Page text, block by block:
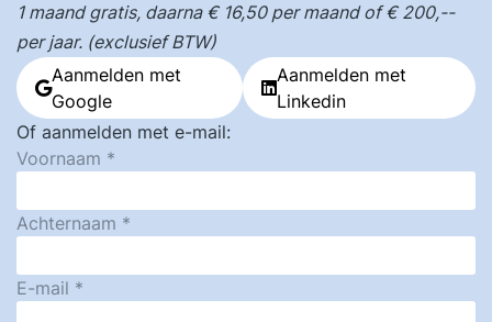
1 maand gratis, daarna € 16,50 per maand of € 200,--
per jaar. (exclusief BTW)
Aanmelden met
Google
Aanmelden met
Linkedin
Of aanmelden met e-mail:
Voornaam
Achternaam
E-mail